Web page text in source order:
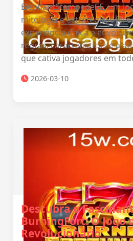
ElephantStampedeSE, um
mitologia e estratégia,
experiência única e
regras, características e a
que cativa jogadores em
2026-03-10
Descubra o
BurningFort: O Jogo
Revolucionário